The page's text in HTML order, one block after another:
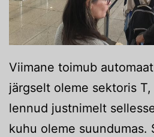
Viimane toimub
järgselt oleme sektoris
lennud justnimelt
kuhu oleme suundumas.